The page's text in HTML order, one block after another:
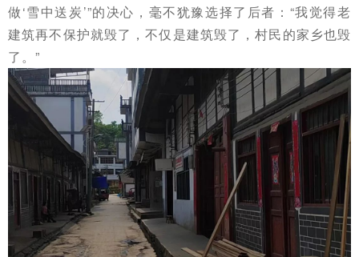
做‘雪中送炭’”的决心，毫不犹豫选择了后者：“我觉得老
建筑再不保护就毁了，不仅是建筑毁了，村民的家乡也毁
了。”